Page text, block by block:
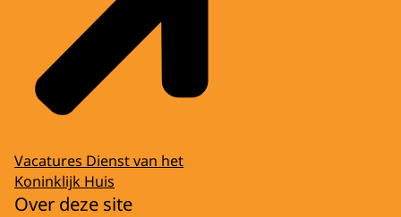
Vacatures Dienst van het
Koninklijk Huis
Over deze site